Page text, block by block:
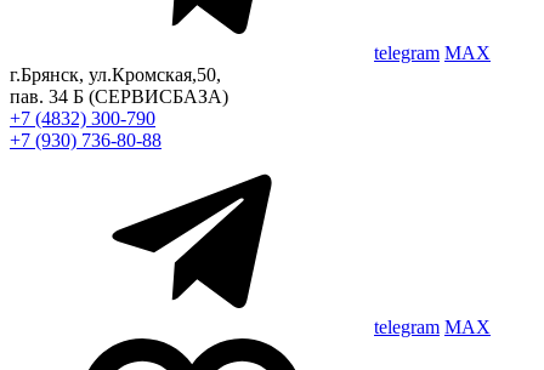
telegram MAX
г.Брянск, ул.Кромская,50,
пав. 34 Б (СЕРВИСБАЗА)
+7 (4832) 300-790
+7 (930) 736-80-88
telegram MAX